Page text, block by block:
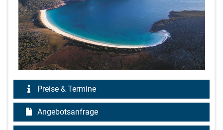
Preise & Termine
Angebotsanfrage